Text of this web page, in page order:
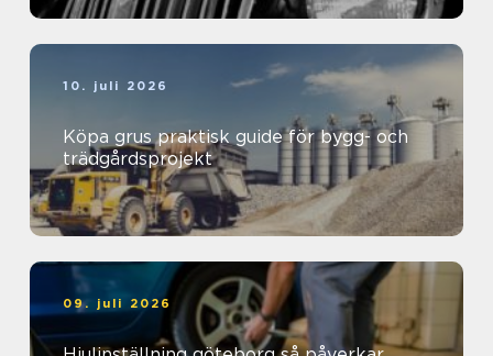
10. juli 2026
Köpa grus praktisk guide för bygg- och
trädgårdsprojekt
09. juli 2026